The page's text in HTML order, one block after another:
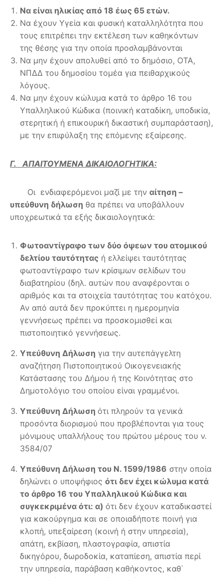
Να είναι ηλικίας από 18 έως 65 ετών.
Να έχουν Υγεία και φυσική καταλληλότητα που
τους επιτρέπει την εκτέλεση των καθηκόντων
της θέσης για την οποία προσλαμβάνονται
Να μην έχουν απολυθεί από το δημόσιο, ΟΤΑ,
ΝΠΔΔ του δημοσίου τομέα για πειθαρχικούς
λόγους.
Να μην έχουν κώλυμα κατά το άρθρο 16 του
Υπαλληλικού Κώδικα (ποινική καταδίκη, υποδικία,
στερητική ή επικουρική δικαστική συμπαράσταση),
με την επιφύλαξη της επόμενης εξαίρεσης.
Γ. ΑΠΑΙΤΟΥΜΕΝΑ ΔΙΚΑΙΟΛΟΓΗΤΙΚΑ:
Οι ενδιαφερόμενοι μαζί με την αίτηση –
υπεύθυνη δήλωση θα πρέπει να υποβάλλουν
υποχρεωτικά τα εξής δικαιολογητικά:
Φωτοαντίγραφο των δύο όψεων του ατομικού
δελτίου ταυτότητας ή ελλείψει ταυτότητας
φωτοαντίγραφο των κρίσιμων σελίδων του
διαβατηρίου (δηλ. αυτών που αναφέρονται ο
αριθμός και τα στοιχεία ταυτότητας του κατόχου.
Αν από αυτά δεν προκύπτει η ημερομηνία
γεννήσεως πρέπει να προσκομισθεί και
πιστοποιητικό γεννήσεως.
Υπεύθυνη Δήλωση για την αυτεπάγγελτη
αναζήτηση Πιστοποιητικού Οικογενειακής
Κατάστασης του Δήμου ή της Κοινότητας στο
Δημοτολόγιο του οποίου είναι γραμμένοι.
Υπεύθυνη Δήλωση ότι πληρούν τα γενικά
προσόντα διορισμού που προβλέπονται για τους
μόνιμους υπαλλήλους του πρώτου μέρους του ν.
3584/07
Υπεύθυνη Δήλωση του Ν. 1599/1986 στην οποία
δηλώνει ο υποψήφιος ότι δεν έχει κώλυμα κατά
το άρθρο 16 του Υπαλληλικού Κώδικα και
συγκεκριμένα ότι: α) ότι δεν έχουν καταδικαστεί
για κακούργημα και σε οποιαδήποτε ποινή για
κλοπή, υπεξαίρεση (κοινή ή στην υπηρεσία),
απάτη, εκβίαση, πλαστογραφία, απιστία
δικηγόρου, δωροδοκία, καταπίεση, απιστία περί
την υπηρεσία, παράβαση καθήκοντος, καθ΄